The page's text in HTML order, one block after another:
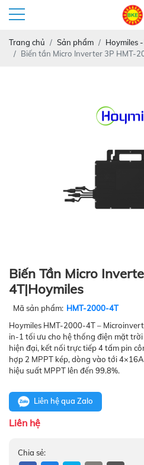
Trang chủ Sản phẩm
Hoymiles
Biến tần Micro Inverter 3P HMT-
Biến Tần Micro
4T|Hoymiles
Mã sản phẩm: HMT-2000-4T
Hoymiles HMT-2000-4T –
in-1 tối ưu cho hệ thống điện mặt
hiện đại, kết nối trực tiếp 4 tấm pin
hợp 2 MPPT kép, dòng vào tới
hiệu suất MPPT lên đến 99.8%.
Liên hệ qua Zalo
Liên hệ
Chia sẻ: